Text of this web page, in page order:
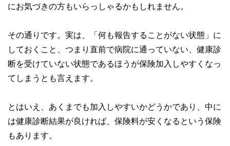
にお気づきの方もいらっしゃるかもしれません。
その通りです。実は、「何も報告することがない状態」に
しておくこと、つまり直前で病院に通っていない、健康診
断を受けていない状態であるほうが保険加入しやすくなっ
てしまうとも言えます。
とはいえ、あくまでも加入しやすいかどうかであり、中に
は健康診断結果が良ければ、保険料が安くなるという保険
もあります。